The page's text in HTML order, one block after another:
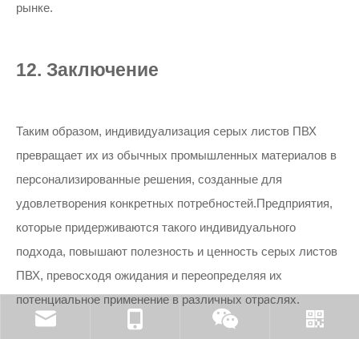
рынке.
12. Заключение
Таким образом, индивидуализация серых листов ПВХ
превращает их из обычных промышленных материалов в
персонализированные решения, созданные для
удовлетворения конкретных потребностей.Предприятия,
которые придерживаются такого индивидуального
подхода, повышают полезность и ценность серых листов
ПВХ, превосходя ожидания и переопределяя их
потенциальное применение в различных отраслях.